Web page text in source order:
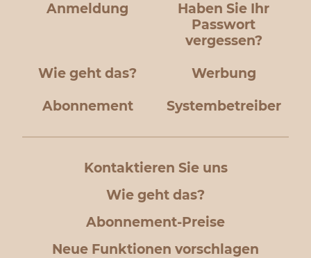
Anmeldung
Haben Sie Ihr
Passwort
vergessen?
Wie geht das? Werbung
Abonnement Systembetreiber
Kontaktieren Sie uns
Wie geht das?
Abonnement-Preise
Neue Funktionen vorschlagen